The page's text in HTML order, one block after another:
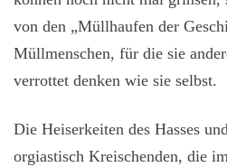
von den „Müllhaufen der
Müllmenschen, für die sie
verrottet denken wie sie selbst.
Die Heiserkeiten des Hasses
orgiastisch Kreischenden, die